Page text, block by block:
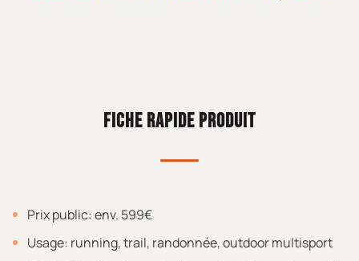
FICHE RAPIDE PRODUIT
Prix public: env. 599€
Usage: running, trail, randonnée, outdoor multisport